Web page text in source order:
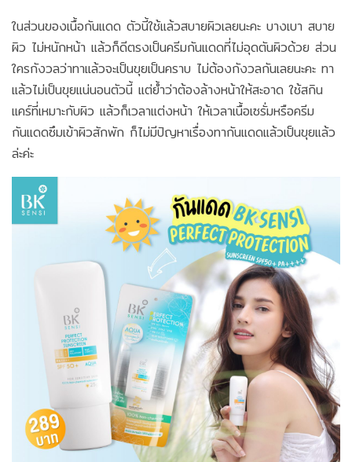
ในส่วนของเนื้อกันแดด ตัวนี้ใช้แล้วสบายผิวเลยนะคะ บางเบา สบาย
ผิว ไม่หนักหน้า แล้วก็ดีตรงเป็นครีมกันแดดที่ไม่อุดตันผิวด้วย ส่วน
ใครกังวลว่าทาแล้วจะเป็นขุยเป็นคราบ ไม่ต้องกังวลกันเลยนะคะ ทา
แล้วไม่เป็นขุยแน่นอนตัวนี้ แต่ย้ำว่าต้องล้างหน้าให้สะอาด ใช้สกิน
แคร์ที่เหมาะกับผิว แล้วก็เวลาแต่งหน้า ให้เวลาเนื้อเซรั่มหรือครีม
กันแดดซึมเข้าผิวสักพัก ก็ไม่มีปัญหาเรื่องทากันแดดแล้วเป็นขุยแล้ว
ล่ะค่ะ